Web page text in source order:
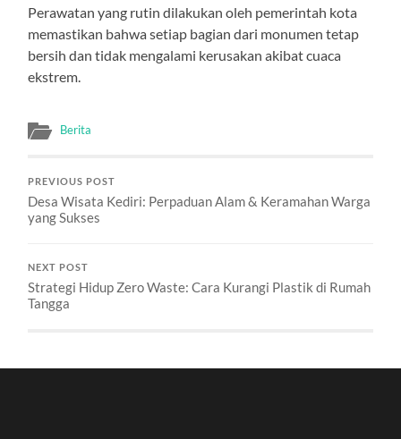
Perawatan yang rutin dilakukan oleh pemerintah kota
memastikan bahwa setiap bagian dari monumen tetap
bersih dan tidak mengalami kerusakan akibat cuaca
ekstrem.
Berita
PREVIOUS POST
Desa Wisata Kediri: Perpaduan Alam & Keramahan Warga
yang Sukses
NEXT POST
Strategi Hidup Zero Waste: Cara Kurangi Plastik di Rumah
Tangga